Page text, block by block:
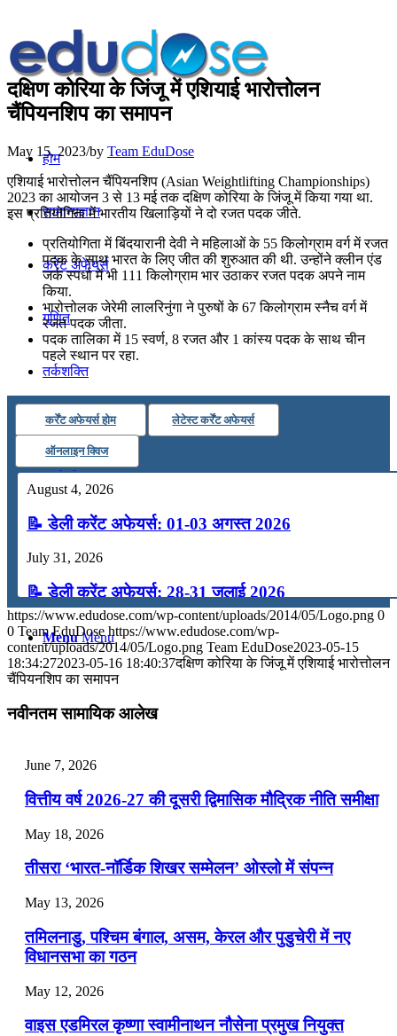
होम
सामान्यज्ञान
करेंट अफेयर्स
गणित
तर्कशक्ति
कंप्यूटर
अंग्रेजी
मॉक टेस्ट
टुडेज जीके
Menu Menu
दक्षिण कोरिया के जिंजू में एशियाई भारोत्तोलन
चैंपियनशिप का समापन
May 15, 2023/by Team EduDose
एशियाई भारोत्तोलन चैंपियनशिप (Asian Weightlifting Championships)
2023 का आयोजन 3 से 13 मई तक दक्षिण कोरिया के जिंजू में किया गया था.
इस प्रतियोगिता में भारतीय खिलाड़ियों ने दो रजत पदक जीते.
प्रतियोगिता में बिंदयारानी देवी ने महिलाओं के 55 किलोग्राम वर्ग में रजत
पदक के साथ भारत के लिए जीत की शुरुआत की थी. उन्होंने क्लीन एंड
जर्क स्पर्धा में भी 111 किलोग्राम भार उठाकर रजत पदक अपने नाम
किया.
भारोत्तोलक जेरेमी लालरिनुंगा ने पुरुषों के 67 किलोग्राम स्नैच वर्ग में
रजत पदक जीता.
पदक तालिका में 15 स्वर्ण, 8 रजत और 1 कांस्य पदक के साथ चीन
पहले स्थान पर रहा.
कर्रेंट अफेयर्स होम लेटेस्ट कर्रेंट अफेयर्स
ऑनलाइन क्विज
August 4, 2026
📝 डेली करेंट अफेयर्स: 01-03 अगस्त 2026
July 31, 2026
📝 डेली करेंट अफेयर्स: 28-31 जुलाई 2026
July 28, 2026
📝 डेली करेंट अफेयर्स: 25-27 जुलाई 2026
July 22, 2026
📝 डेली करेंट अफेयर्स: 19-21 जुलाई 2026
July 19, 2026
📝 डेली करेंट अफेयर्स: 16-18 जुलाई 2026
July 16, 2026
📝 डेली करेंट अफेयर्स: 13-15 जुलाई 2026
https://www.edudose.com/wp-content/uploads/2014/05/Logo.png 0
0 Team EduDose https://www.edudose.com/wp-
content/uploads/2014/05/Logo.png Team EduDose2023-05-15
18:34:272023-05-16 18:40:37दक्षिण कोरिया के जिंजू में एशियाई भारोत्तोलन
चैंपियनशिप का समापन
नवीनतम सामायिक आलेख
June 7, 2026
वित्तीय वर्ष 2026-27 की दूसरी द्विमासिक मौद्रिक नीति समीक्षा
May 18, 2026
तीसरा ‘भारत-नॉर्डिक शिखर सम्मेलन’ ओस्लो में संपन्न
May 13, 2026
तमिलनाडु, पश्चिम बंगाल, असम, केरल और पुडुचेरी में नए
विधानसभा का गठन
May 12, 2026
वाइस एडमिरल कृष्णा स्वामीनाथन नौसेना प्रमुख नियुक्त